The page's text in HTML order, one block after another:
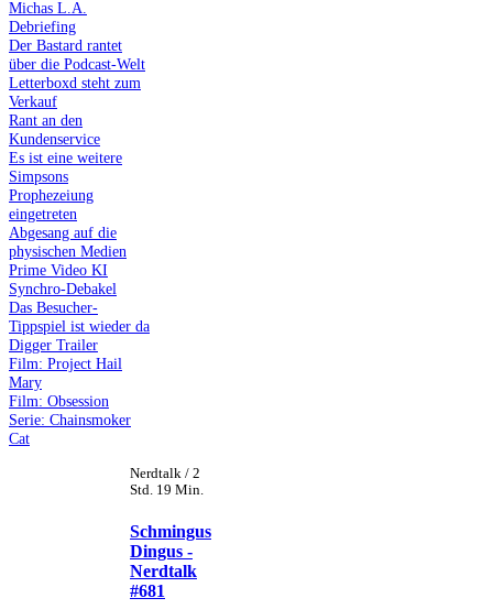
Michas L.A.
Debriefing
Der Bastard rantet
über die Podcast-Welt
Letterboxd steht zum
Verkauf
Rant an den
Kundenservice
Es ist eine weitere
Simpsons
Prophezeiung
eingetreten
Abgesang auf die
physischen Medien
Prime Video KI
Synchro-Debakel
Das Besucher-
Tippspiel ist wieder da
Digger Trailer
Film: Project Hail
Mary
Film: Obsession
Serie: Chainsmoker
Cat
Nerdtalk / 2
Std. 19 Min.
Schmingus
Dingus -
Nerdtalk
#681